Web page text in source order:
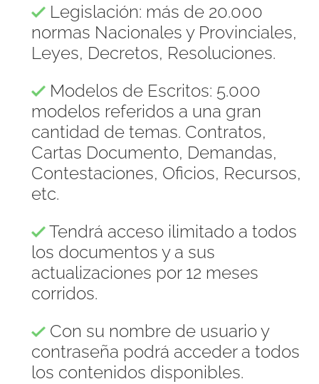
Legislación: más de 20.000
normas Nacionales y Provinciales,
Leyes, Decretos, Resoluciones.
Modelos de Escritos: 5.000
modelos referidos a una gran
cantidad de temas. Contratos,
Cartas Documento, Demandas,
Contestaciones, Oficios, Recursos,
etc.
Tendrá acceso ilimitado a todos
los documentos y a sus
actualizaciones por 12 meses
corridos.
Con su nombre de usuario y
contraseña podrá acceder a todos
los contenidos disponibles.